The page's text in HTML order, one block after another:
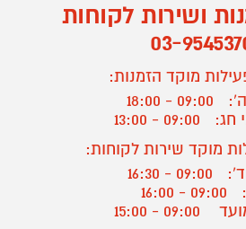
ושירות לקוחות
03-
מוקד הזמנות:
09:00 - 18:00
חג:
09:00 - 13:00
מוקד שירות לקוחות:
09:00 - 16:30
09:00 - 16:00